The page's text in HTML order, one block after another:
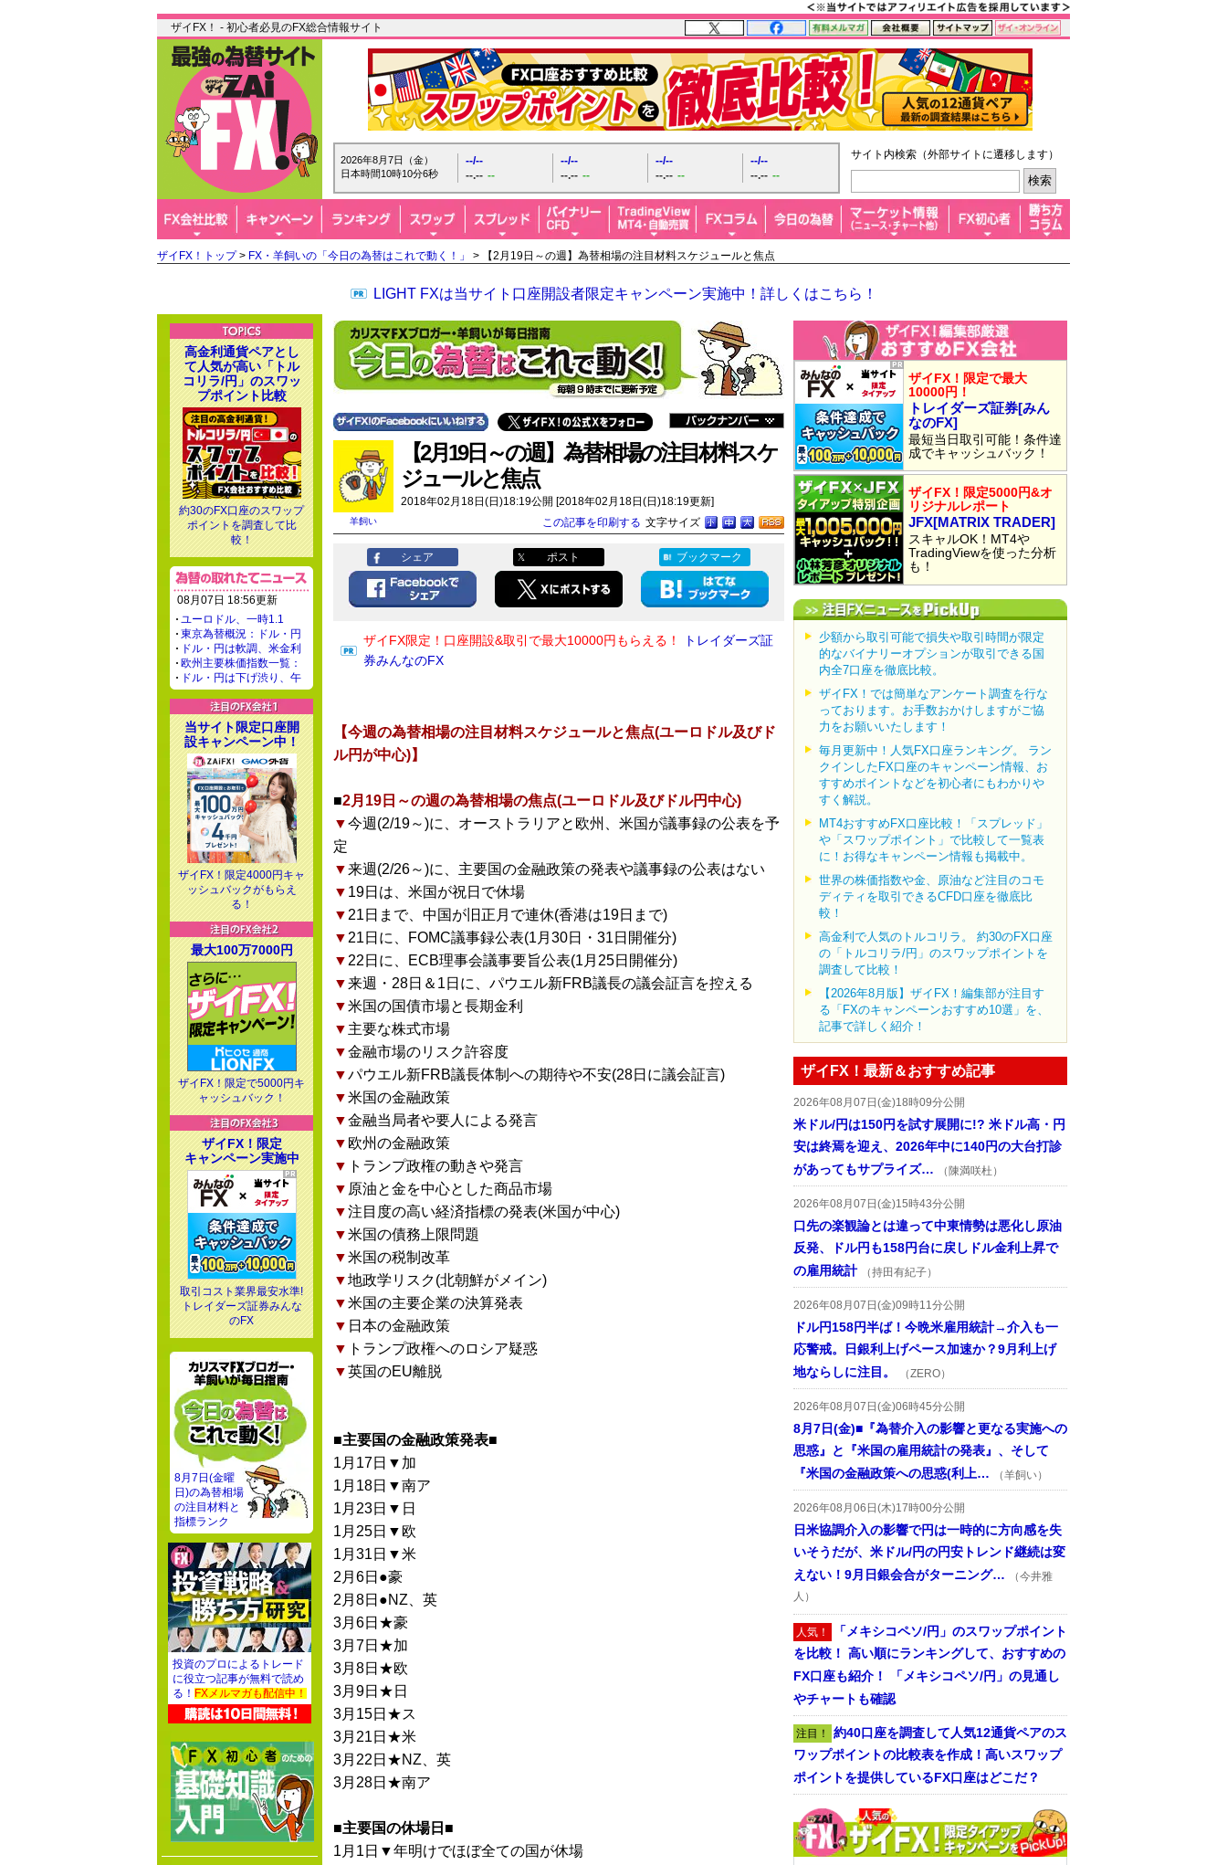
ザイFX！ - 初心者必見のFX総合情報サイト
2026年8月7日（金）
日本時間10時10分7秒
--/--
--.-- --
--/--
--.-- --
--/--
--.-- --
--/--
--.-- --
サイト内検索（外部サイトに遷移します）
ザイFX！トップ> FX・羊飼いの「今日の為替はこれで動く！」 > 【2月19日～の週】為替相場の注目材料スケジュールと焦点
LIGHT FXは当サイト口座開設者限定キャンペーン実施中！詳しくはこちら！
羊飼い
【2月19日～の週】為替相場の注目材料スケ
ジュールと焦点
2018年02月18日(日)18:19公開 [2018年02月18日(日)18:19更新]
文字サイズ
この記事を印刷する
シェア ポスト ブックマーク
ザイFX限定！口座開設&取引で最大10000円もらえる！
トレイダーズ証
券みんなのFX
【今週の為替相場の注目材料スケジュールと焦点(ユーロドル及びド
ル円が中心)】
■2月19日～の週の為替相場の焦点(ユーロドル及びドル円中心)
▼今週(2/19～)に、オーストラリアと欧州、米国が議事録の公表を予
定
▼来週(2/26～)に、主要国の金融政策の発表や議事録の公表はない
▼ 19日は、米国が祝日で休場
▼ 21日まで、中国が旧正月で連休(香港は19日まで)
▼ 21日に、FOMC議事録公表(1月30日・31日開催分)
▼ 22日に、ECB理事会議事要旨公表(1月25日開催分)
▼来週・28日＆1日に、パウエル新FRB議長の議会証言を控える
▼米国の国債市場と長期金利
▼ 主要な株式市場
▼金融市場のリスク許容度
▼パウエル新FRB議長体制への期待や不安(28日に議会証言)
▼米国の金融政策
▼金融当局者や要人による発言
▼ 欧州の金融政策
▼ トランプ政権の動きや発言
▼ 原油と金を中心とした商品市場
▼注目度の高い経済指標の発表(米国が中心)
▼米国の債務上限問題
▼米国の税制改革
▼地政学リスク(北朝鮮がメイン)
▼米国の主要企業の決算発表
▼ 日本の金融政策
▼ トランプ政権へのロシア疑惑
▼英国のEU離脱
■主要国の金融政策発表■
1月17日▼加
1月18日▼南ア
1月23日▼日
1月25日▼欧
1月31日▼米
2月6日●豪
2月8日●NZ、英
3月6日★豪
3月7日★加
3月8日★欧
3月9日★日
3月15日★ス
3月21日★米
3月22日★NZ、英
3月28日★南ア
■主要国の休場日■
1月1日▼年明けでほぼ全ての国が休場
ザイFX！限定で最大
10000円！
トレイダーズ証券[みん
なのFX]
最短当日取引可能！条件達
成でキャッシュバック！
ザイFX！限定5000円&オ
リジナルレポート
JFX[MATRIX TRADER]
スキャルOK！MT4や
TradingViewを使った分析
も！
少額から取引可能で損失や取引時間が限定
的なバイナリーオプションが取引できる国
内全7口座を徹底比較。
ザイFX！では簡単なアンケート調査を行な
っております。お手数おかけしますがご協
力をお願いいたします！
毎月更新中！人気FX口座ランキング。 ラン
クインしたFX口座のキャンペーン情報、お
すすめポイントなどを初心者にもわかりや
すく解説。
MT4おすすめFX口座比較！「スプレッド」
や「スワップポイント」で比較して一覧表
に！お得なキャンペーン情報も掲載中。
世界の株価指数や金、原油など注目のコモ
ディティを取引できるCFD口座を徹底比
較！
高金利で人気のトルコリラ。 約30のFX口座
の「トルコリラ/円」のスワップポイントを
調査して比較！
【2026年8月版】ザイFX！編集部が注目す
る「FXのキャンペーンおすすめ10選」を、
記事で詳しく紹介！
ザイFX！最新＆おすすめ記事
2026年08月07日(金)18時09分公開
米ドル/円は150円を試す展開に!? 米ドル高・円
安は終焉を迎え、2026年中に140円の大台打診
があってもサプライズ…
（陳満咲杜）
2026年08月07日(金)15時43分公開
口先の楽観論とは違って中東情勢は悪化し原油
反発、ドル円も158円台に戻しドル金利上昇で
の雇用統計
（持田有紀子）
2026年08月07日(金)09時11分公開
ドル円158円半ば！今晩米雇用統計→介入も一
応警戒。日銀利上げペース加速か？9月利上げ
地ならしに注目。
（ZERO）
2026年08月07日(金)06時45分公開
8月7日(金)■『為替介入の影響と更なる実施への
思惑』と『米国の雇用統計の発表』、そして
『米国の金融政策への思惑(利上…
（羊飼い）
2026年08月06日(木)17時00分公開
日米協調介入の影響で円は一時的に方向感を失
いそうだが、米ドル/円の円安トレンド継続は変
えない！9月日銀会合がターニング…
（今井雅
人）
人気！ 「メキシコペソ/円」のスワップポイント
を比較！ 高い順にランキングして、おすすめの
FX口座も紹介！ 「メキシコペソ/円」の見通し
やチャートも確認
注目！ 約40口座を調査して人気12通貨ペアのス
ワップポイントの比較表を作成！高いスワップ
ポイントを提供しているFX口座はどこだ？
高金利通貨ペアとし
て人気が高い「トル
コリラ/円」のスワッ
プポイント比較
約30のFX口座のスワップ
ポイントを調査して比
較！
08月07日 18:56更新
ユーロドル、一時1.1
東京為替概況：ドル・円
ドル・円は軟調、米金利
欧州主要株価指数一覧：
ドル・円は下げ渋り、午
当サイト限定口座開
設キャンペーン中！
ザイFX！限定4000円キャ
ッシュバックがもらえ
る！
最大100万7000円
ザイFX！限定で5000円キ
ャッシュバック！
ザイFX！限定
キャンペーン実施中
取引コスト業界最安水準!
トレイダーズ証券みんな
のFX
8月7日(金曜
日)の為替相場
の注目材料と
指標ランク
投資のプロによるトレード
に役立つ記事が無料で読め
る！ FXメルマガも配信中！